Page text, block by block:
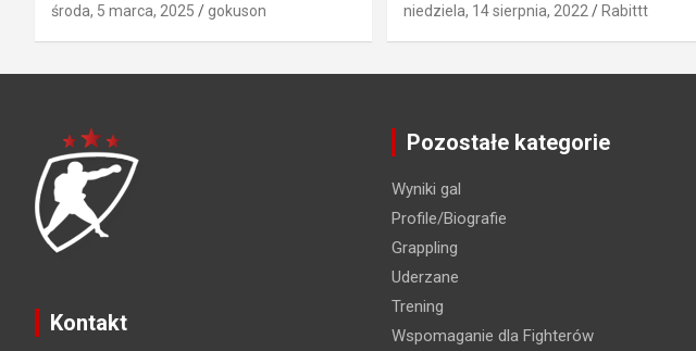
środa, 5 marca, 2025 gokuson niedziela, 14 sierpnia, 2022 Rabittt
Kontakt
Pozostałe kategorie
Wyniki gal
Profile/Biografie
Grappling
Uderzane
Trening
Wspomaganie dla Fighterów